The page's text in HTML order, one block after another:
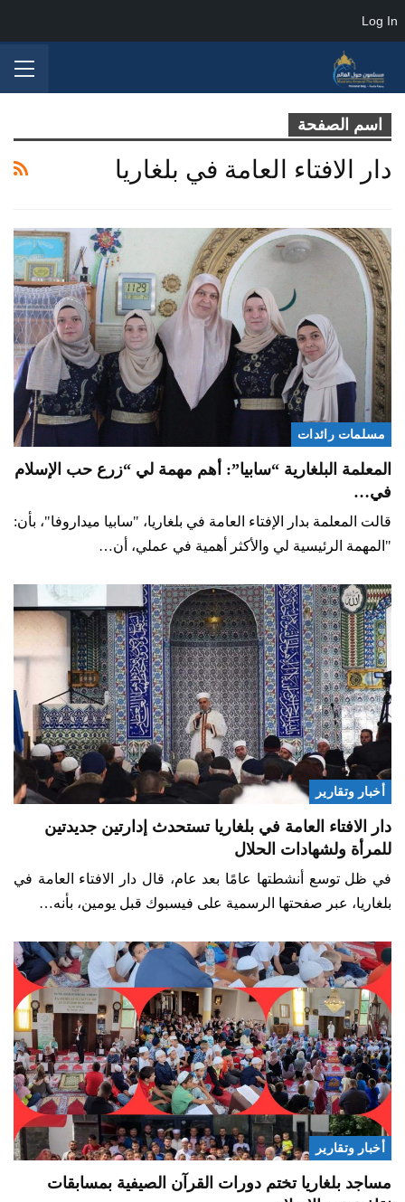
اسم الصفحة
دار الافتاء العامة في بلغاريا
مسلمات رائدات
المعلمة البلغارية “سابيا”: أهم مهمة لي “زرع حب الإسلام
في…
قالت المعلمة بدار الإفتاء العامة في بلغاريا، "سابيا ميداروفا"، بأن:
"المهمة الرئيسية لي والأكثر أهمية في عملي، أن…
أخبار وتقارير
دار الافتاء العامة في بلغاريا تستحدث إدارتين جديدتين
للمرأة ولشهادات الحلال
في ظل توسع أنشطتها عامًا بعد عام، قال دار الافتاء العامة في
بلغاريا، عبر صفحتها الرسمية على فيسبوك قبل يومين، بأنه…
أخبار وتقارير
مساجد بلغاريا تختم دورات القرآن الصيفية بمسابقات
Log In